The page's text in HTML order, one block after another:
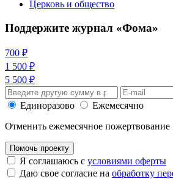
Церковь и общество
Поддержите журнал «Фома»
700 ₽
1 500 ₽
5 500 ₽
Единоразово
Ежемесячно
Отменить ежемесячное
Помочь проекту
Я соглашаюсь с условиями оферты
Даю свое согласие на обработку